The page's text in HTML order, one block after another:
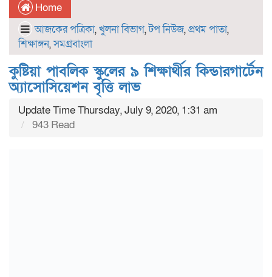
Home
আজকের পত্রিকা,খুলনা বিভাগ,টপ নিউজ,প্রথম পাতা,
শিক্ষাঙ্গন,সমগ্রবাংলা
কুষ্টিয়া পাবলিক স্কুলের ৯ শিক্ষার্থীর কিন্ডারগার্টেন
অ্যাসোসিয়েশন বৃত্তি লাভ
Update Time Thursday, July 9, 2020, 1:31 am
943 Read